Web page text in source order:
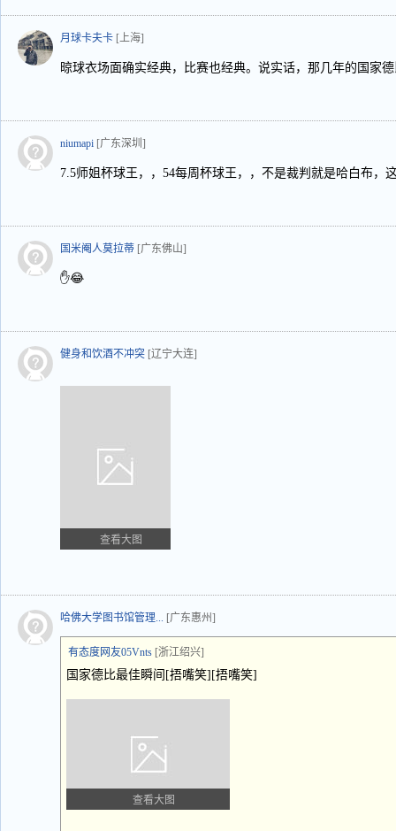
月球卡夫卡 [上海]
晾球衣场面确实经典，比赛也经典。说实话，那几年的国家
niumapi [广东深圳]
7.5师姐杯球王，，54每周杯球王，，不是裁判就是哈白布，
国米阉人莫拉蒂 [广东佛山]
✋😂
健身和饮酒不冲突 [辽宁大连]
查看大图
哈佛大学图书馆管理... [广东惠州]
有态度网友05Vnts [浙江绍兴]
国家德比最佳瞬间[捂嘴笑][捂嘴笑]
查看大图